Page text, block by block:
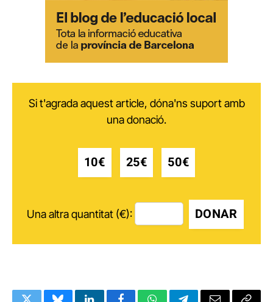
Si t'agrada aquest article, dóna'ns suport amb
una donació.
10€ 25€ 50€
Una altra quantitat (€): DONAR